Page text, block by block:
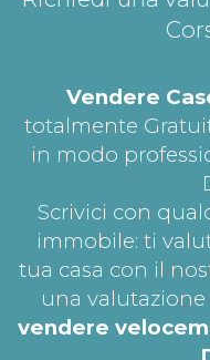
Vendere
totalmente
in modo
Scrivici con
immobile: ti
tua casa con il
una
vendere